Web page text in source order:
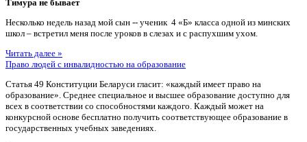
Тимура не бывает
Несколько недель назад мой сын -- ученик 4 «Б» класса одной из минских
школ – встретил меня после уроков в слезах и с распухшим ухом.
Читать далее »
Право людей с инвалидностью на образование
Статья 49 Конституции Беларуси гласит: «каждый имеет право на
образование». Среднее специальное и высшее образование доступно для
всех в соответствии со способностями каждого. Каждый может на
конкурсной основе бесплатно получить соответствующее образование в
государственных учебных заведениях.